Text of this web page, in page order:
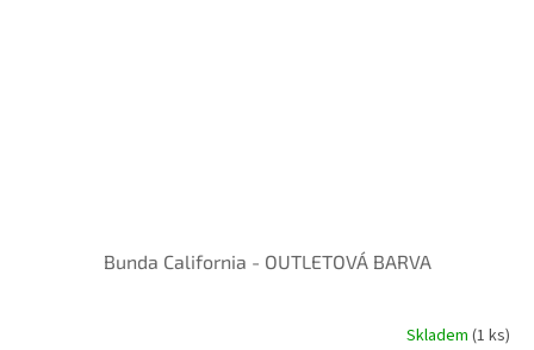
Bunda California - OUTLETOVÁ BARVA
Skladem (1 ks)